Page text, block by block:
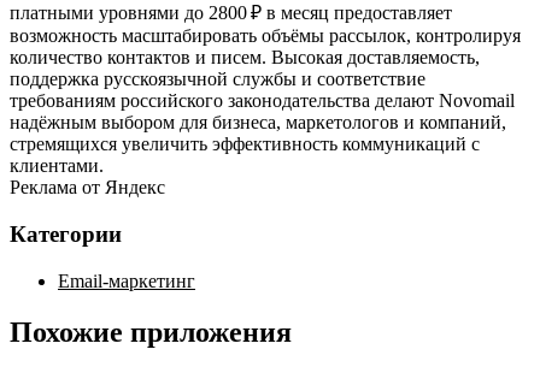
платными уровнями до 2800 ₽ в месяц предоставляет
возможность масштабировать объёмы рассылок, контролируя
количество контактов и писем. Высокая доставляемость,
поддержка русскоязычной службы и соответствие
требованиям российского законодательства делают Novomail
надёжным выбором для бизнеса, маркетологов и компаний,
стремящихся увеличить эффективность коммуникаций с
клиентами.
Реклама от Яндекс
Категории
Email-маркетинг
Похожие приложения